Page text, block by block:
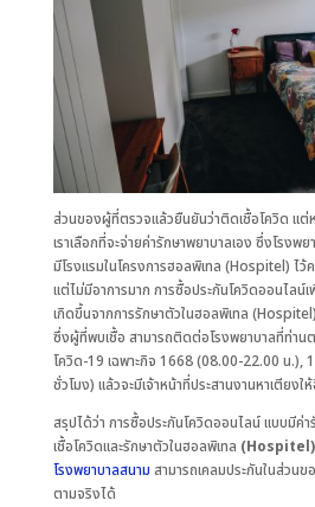
ส่วนของผู้ที่ตรวจแล้วยืนยันว่าติดเชื้อโควิด แต่
เราเลือกที่จะจ่ายค่ารักษาพยาบาลเอง ซึ่งโรงพ
มีโรงแรมในโครงการฮอลพิเทล (Hospitel) ไ
แต่ไม่มีอาการมาก การซื้อประกันโควิดออนไลน์
เกิดขึ้นจากการรักษาตัวในฮอลพิเทล
ซึ่งผู้ที่พบเชื้อ สามารถติดต่อโรงพยาบาลที่ท่าน
โควิด-19 เฉพาะกิจ 1668 (08.00-22.00 น.),
ชั่วโมง) แล้วจะมีเจ้าหน้าที่ประสานงานหาเตียงใ
สรุปได้ว่า การซื้อประกันโควิดออนไลน์ แบบมี
เชื้อโควิดและรักษาตัวในฮอลพิเทล (Hospitel)
โรงพยาบาลสนาม สามารถเคลมประกันในส่วน
ตามจริงได้